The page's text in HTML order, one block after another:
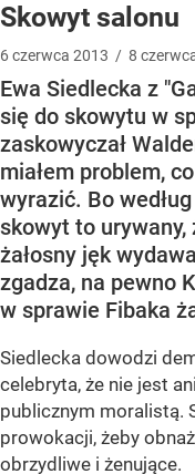
Skowyt salonu
6czerwca 2013 / 8
Ewa Siedlecka z
się do skowytu w
zaskowyczał
miałem problem,
wyrazić. Bo
skowyt to urywany,
żałosny jęk
zgadza, na pewno
w sprawie Fibaka
Siedlecka dowodzi
celebryta, że nie jest
publicznym moralistą.
prowokacji, żeby
obrzydliwe i żenujące.